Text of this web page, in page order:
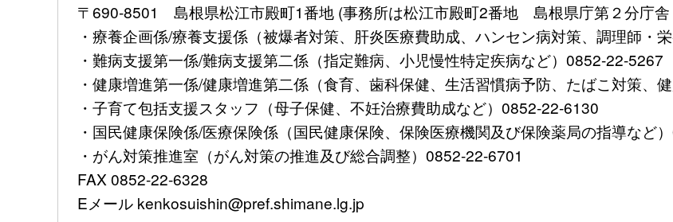
〒690-8501 島根県松江市殿町1番地 (事務所は松江市殿町2番地 島根県庁第２分庁舎
・療養企画係/療養支援係（被爆者対策、肝炎医療費助成、ハンセン病対策、調理師・
・難病支援第一係/難病支援第二係（指定難病、小児慢性特定疾病など）0852-22-5267
・健康増進第一係/健康増進第二係（食育、歯科保健、生活習慣病予防、たばこ対策、
・子育て包括支援スタッフ（母子保健、不妊治療費助成など）0852-22-6130
・国民健康保険係/医療保険係（国民健康保険、保険医療機関及び保険薬局の指導など
・がん対策推進室（がん対策の推進及び総合調整）0852-22-6701
FAX 0852-22-6328
Eメール kenkosuishin@pref.shimane.lg.jp